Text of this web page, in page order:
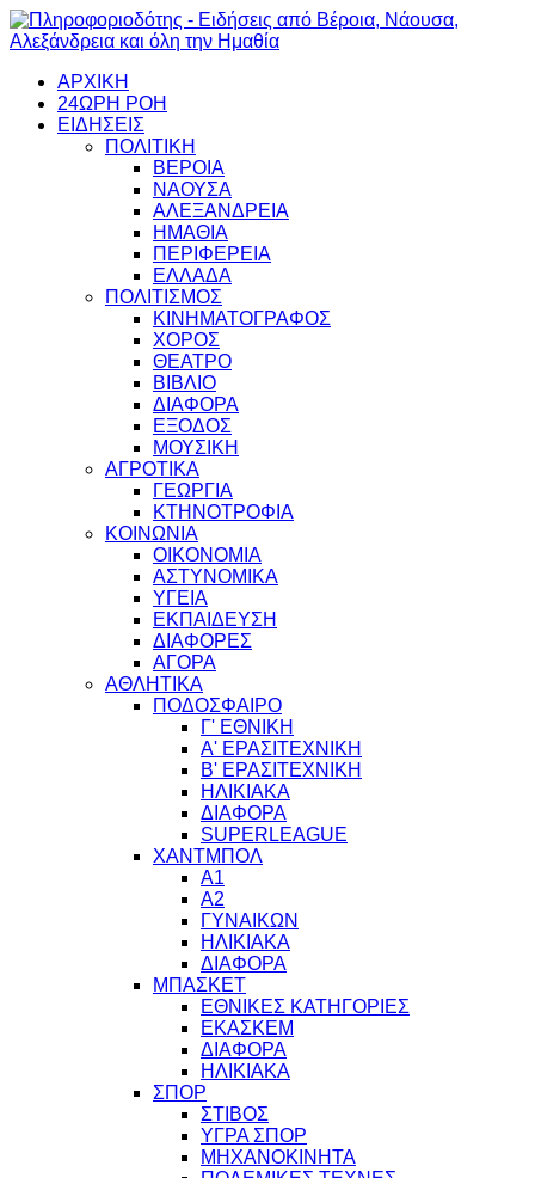
ΑΡΧΙΚΗ
24ΩΡΗ ΡΟΗ
ΕΙΔΗΣΕΙΣ
ΠΟΛΙΤΙΚΗ
ΒΕΡΟΙΑ
ΝΑΟΥΣΑ
ΑΛΕΞΑΝΔΡΕΙΑ
ΗΜΑΘΙΑ
ΠΕΡΙΦΕΡΕΙΑ
ΕΛΛΑΔΑ
ΠΟΛΙΤΙΣΜΟΣ
ΚΙΝΗΜΑΤΟΓΡΑΦΟΣ
ΧΟΡΟΣ
ΘΕΑΤΡΟ
ΒΙΒΛΙΟ
ΔΙΑΦΟΡΑ
ΕΞΟΔΟΣ
ΜΟΥΣΙΚΗ
ΑΓΡΟΤΙΚΑ
ΓΕΩΡΓΙΑ
ΚΤΗΝΟΤΡΟΦΙΑ
ΚΟΙΝΩΝΙΑ
ΟΙΚΟΝΟΜΙΑ
ΑΣΤΥΝΟΜΙΚΑ
ΥΓΕΙΑ
ΕΚΠΑΙΔΕΥΣΗ
ΔΙΑΦΟΡΕΣ
ΑΓΟΡΑ
ΑΘΛΗΤΙΚΑ
ΠΟΔΟΣΦΑΙΡΟ
Γ' ΕΘΝΙΚΗ
Α' ΕΡΑΣΙΤΕΧΝΙΚΗ
Β' ΕΡΑΣΙΤΕΧΝΙΚΗ
ΗΛΙΚΙΑΚΑ
ΔΙΑΦΟΡΑ
SUPERLEAGUE
ΧΑΝΤΜΠΟΛ
Α1
Α2
ΓΥΝΑΙΚΩΝ
ΗΛΙΚΙΑΚΑ
ΔΙΑΦΟΡΑ
ΜΠΑΣΚΕΤ
ΕΘΝΙΚΕΣ ΚΑΤΗΓΟΡΙΕΣ
ΕΚΑΣΚΕΜ
ΔΙΑΦΟΡΑ
ΗΛΙΚΙΑΚΑ
ΣΠΟΡ
ΣΤΙΒΟΣ
ΥΓΡΑ ΣΠΟΡ
ΜΗΧΑΝΟΚΙΝΗΤΑ